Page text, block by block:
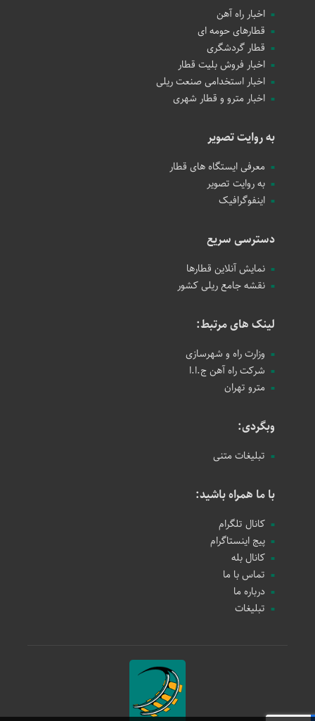
اخبار راه آهن
قطارهای حومه ای
قطار گردشگری
اخبار فروش بلیت قطار
اخبار استخدامی صنعت ریلی
اخبار مترو و قطار شهری
به روایت تصویر
معرفی ایستگاه های قطار
به روایت تصویر
اینفوگرافیک
دسترسی سریع
نمایش آنلاین قطارها
نقشه جامع ریلی کشور
لینک های مرتبط:
وزارت راه و شهرسازی
شرکت راه آهن ج.ا.ا
مترو تهران
وبگردی:
تبلیغات متنی
با ما همراه باشید:
کانال تلگرام
پیج اینستاگرام
کانال بله
تماس با ما
درباره ما
تبلیغات